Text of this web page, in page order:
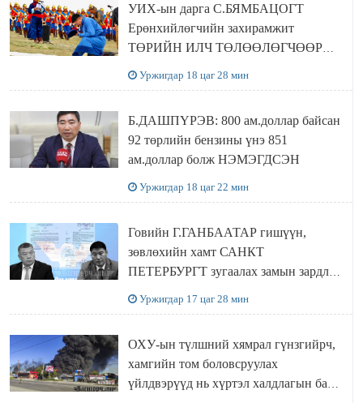
УИХ-ын дарга С.БЯМБАЦОГТ
Ерөнхийлөгчийн захирамжит
ТӨРИЙН ИЛЧ ТӨЛӨӨЛӨГЧӨӨР
Уржигдар 18 цаг 28 мин
Б.ДАШПҮРЭВ: 800 ам.доллар байсан
92 төрлийн бензины үнэ 851
ам.доллар болж НЭМЭГДСЭН
Уржигдар 18 цаг 22 мин
Говийн Г.ГАНБААТАР гишүүн,
зөвлөхийн хамт САНКТ
ПЕТЕРБУРГТ зугаалах замын зардлаа
Уржигдар 17 цаг 28 мин
ОХУ-ын түлшний хямрал гүнзгийрч,
хамгийн том боловсруулах
үйлдвэрүүд нь хүртэл халдлагын бай